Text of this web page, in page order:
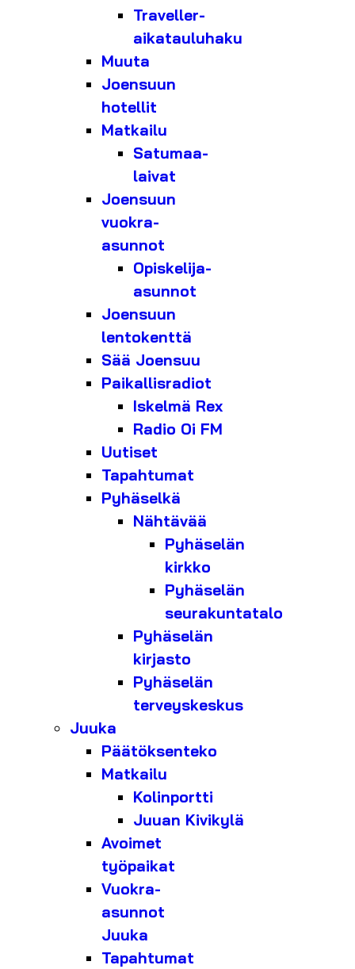
Traveller-
aikatauluhaku
Muuta
Joensuun
hotellit
Matkailu
Satumaa-
laivat
Joensuun
vuokra-
asunnot
Opiskelija-
asunnot
Joensuun
lentokenttä
Sää Joensuu
Paikallisradiot
Iskelmä Rex
Radio Oi FM
Uutiset
Tapahtumat
Pyhäselkä
Nähtävää
Pyhäselän
kirkko
Pyhäselän
seurakuntatalo
Pyhäselän
kirjasto
Pyhäselän
terveyskeskus
Juuka
Päätöksenteko
Matkailu
Kolinportti
Juuan Kivikylä
Avoimet
työpaikat
Vuokra-
asunnot
Juuka
Tapahtumat